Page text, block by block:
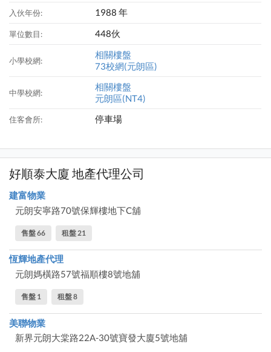
入伙年份: 1988 年
單位數目: 448伙
小學校網:
相關樓盤
73校網(元朗區)
中學校網:
相關樓盤
元朗區(NT4)
住客會所: 停車場
好順泰大廈 地產代理公司
建富物業
元朗安寧路70號保輝樓地下C舖
售盤 66 租盤 21
恆輝地產代理
元朗媽橫路57號福順樓8號地舖
售盤 1 租盤 8
美聯物業
新界元朗大棠路22A-30號寶發大廈5號地舖